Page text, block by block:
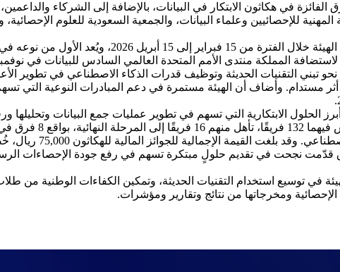
في هكاثون الابتكار في البيانات، بالإضافة إلى الشركاء
للإحصائيين وعلماء البيانات، والجمعية السعودية للعلوم
وشهد الحفل إعلان نتائج الفرق الفائزة في الهكاثون،
المملكة منتدى الأمم المتحدة العالمي السادس للبيانات في نوفمبر
تبني التقنيات الحديثة وتوظيف قدرات الذكاء الاصطناعي في تطوير
مستدام. وأضاف أن الهيئة مستمرة في دعم المبادرات النوعية التي
الابتكارية التي تسهم في تطوير عمليات جمع البيانات وتحليلها
في مسار المعالجة
والإحصاء. وأسفرت أعمال التحكيم عن فوز 6 فرق قدّمت نجحت في تقديم حلولٍ مبتكرة تسهم في
الهيئة في توسيع استخدام التقنيات الحديثة، وتمكين الكفاءات الوطنية
الإحصائية ومخرجاتها من نتائج وتقارير ومؤشرات.